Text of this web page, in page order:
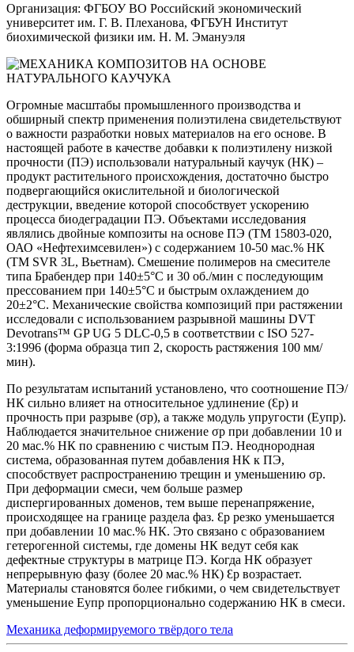
Организация: ФГБОУ ВО Российский экономический
университет им. Г. В. Плеханова, ФГБУН Институт
биохимической физики им. Н. М. Эмануэля
Огромные масштабы промышленного производства и
обширный спектр применения полиэтилена свидетельствуют
о важности разработки новых материалов на его основе. В
настоящей работе в качестве добавки к полиэтилену низкой
прочности (ПЭ) использовали натуральный каучук (НК) –
продукт растительного происхождения, достаточно быстро
подвергающийся окислительной и биологической
деструкции, введение которой способствует ускорению
процесса биодеградации ПЭ. Объектами исследования
являлись двойные композиты на основе ПЭ (TM 15803-020,
ОАО «Нефтехимсевилен») с содержанием 10-50 мас.% НК
(TM SVR 3L, Вьетнам). Смешение полимеров на смесителе
типа Брабендер при 140±5°С и 30 об./мин с последующим
прессованием при 140±5°С и быстрым охлаждением до
20±2°С. Механические свойства композиций при растяжении
исследовали с использованием разрывной машины DVT
Devotrans™ GP UG 5 DLC-0,5 в соответствии с ISO 527-
3:1996 (форма образца тип 2, скорость растяжения 100 мм/
мин).
По результатам испытаний установлено, что соотношение ПЭ/
НК сильно влияет на относительное удлинение (Ɛр) и
прочность при разрыве (σр), а также модуль упругости (Eупр).
Наблюдается значительное снижение σр при добавлении 10 и
20 мас.% НК по сравнению с чистым ПЭ. Неоднородная
система, образованная путем добавления НК к ПЭ,
способствует распространению трещин и уменьшению σр.
При деформации смеси, чем больше размер
диспергированных доменов, тем выше перенапряжение,
происходящее на границе раздела фаз. Ɛр резко уменьшается
при добавлении 10 мас.% НК. Это связано с образованием
гетерогенной системы, где домены НК ведут себя как
дефектные структуры в матрице ПЭ. Когда НК образует
непрерывную фазу (более 20 мас.% НК) Ɛр возрастает.
Материалы становятся более гибкими, о чем свидетельствует
уменьшение Eупр пропорционально содержанию НК в смеси.
Механика деформируемого твёрдого тела